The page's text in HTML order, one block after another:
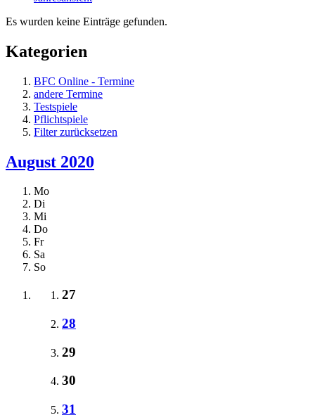
Es wurden keine Einträge gefunden.
Kategorien
BFC Online - Termine
andere Termine
Testspiele
Pflichtspiele
Filter zurücksetzen
August 2020
Mo
Di
Mi
Do
Fr
Sa
So
27
28
29
30
31